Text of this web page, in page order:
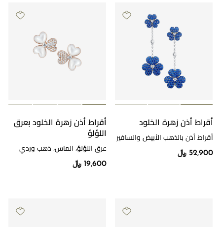
أقراط أذن زهرة الخلود
أقراط أذن بالذهب الأبيض والسافير
52,900 ﷼
أقراط أذن زهرة الخلود بعرق
اللؤلؤ
عرق اللؤلؤ، الماس، ذهب وردي
19,600 ﷼